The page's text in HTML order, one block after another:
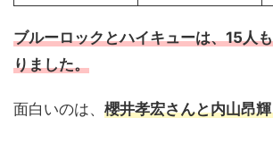
ブルーロックとハイキューは、15人
りました。
面白いのは、 櫻井孝宏さんと内山昂